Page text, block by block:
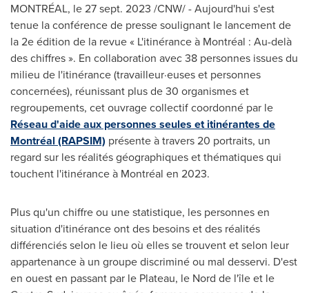
MONTRÉAL, le27 sept. 2023 /CNW/ - Aujourd'hui s'est
tenue la conférence de presse soulignant le lancement de
la 2e édition de la revue « L'itinérance à Montréal : Au-delà
des chiffres ». En collaboration avec 38 personnes issues du
milieu de l'itinérance (travailleur·euses et personnes
concernées), réunissant plus de 30 organismes et
regroupements, cet ouvrage collectif coordonné par le
Réseau d'aide aux personnes seules et itinérantes de
Montréal (RAPSIM) présente à travers 20 portraits, un
regard sur les réalités géographiques et thématiques qui
touchent l'itinérance à Montréal en 2023.
Plus qu'un chiffre ou une statistique, les personnes en
situation d'itinérance ont des besoins et des réalités
différenciés selon le lieu où elles se trouvent et selon leur
appartenance à un groupe discriminé ou mal desservi. D'est
en ouest en passant par le Plateau, le Nord de l'île et le